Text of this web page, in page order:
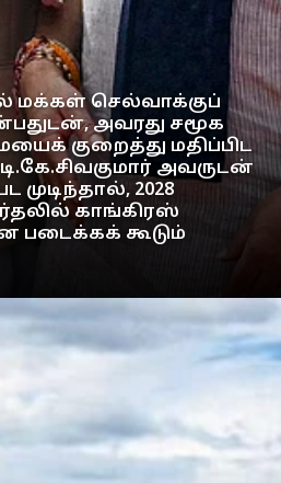
மக்கள் செல்வாக்குப்
அவரது சமூக
குறைத்து மதிப்பிட
டி.கே.சிவகுமார் அவருடன்
2028
காங்கிரஸ்
படைக்கக் கூடும்